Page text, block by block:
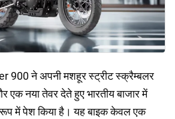
900 ने अपनी मशहूर स्ट्रीट स्क्रैम्बलर
एक नया तेवर देते हुए भारतीय बाजार में
में पेश किया है। यह बाइक केवल एक